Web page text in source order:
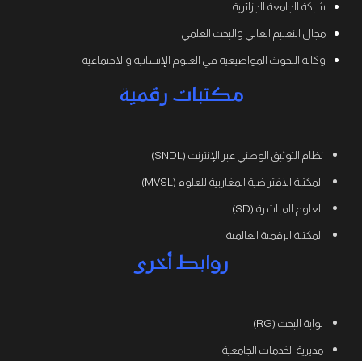
شبكة الجامعة الجزائرية
مجال التعليم العالي والبحث العلمي
وكالة البحوث المواضيعية في العلوم الإنسانية والاجتماعية
مكتبات رقمية
نظام التوثيق الوطني عبر الإنترنت (SNDL)
المكتبة الافتراضية المغاربية للعلوم (MVSL)
العلوم المباشرة (SD)
المكتبة الرقمية العالمية
روابط أخرى
بوابة البحث (RG)
مديرية الخدمات الجامعية